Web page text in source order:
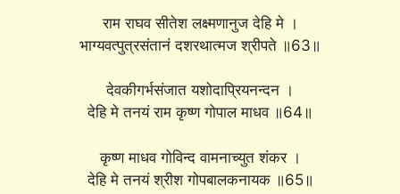
राम राघव सीतेश लक्ष्मणानुज देहि मे ।
भाग्यवत्पुत्रसंतानं दशरथात्मज श्रीपते ॥63॥
देवकीगर्भसंजात यशोदाप्रियनन्दन ।
देहि मे तनयं राम कृष्ण गोपाल माधव ॥64॥
कृष्ण माधव गोविन्द वामनाच्युत शंकर ।
देहि मे तनयं श्रीश गोपबालकनायक ॥65॥